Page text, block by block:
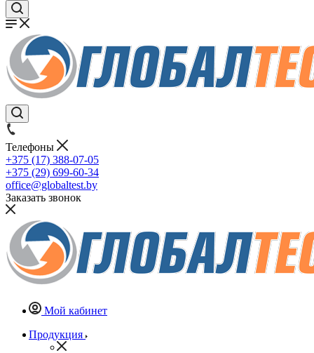
Телефоны
+375 (17) 388-07-05
+375 (29) 699-60-34
office@globaltest.by
Заказать звонок
Мой кабинет
Продукция